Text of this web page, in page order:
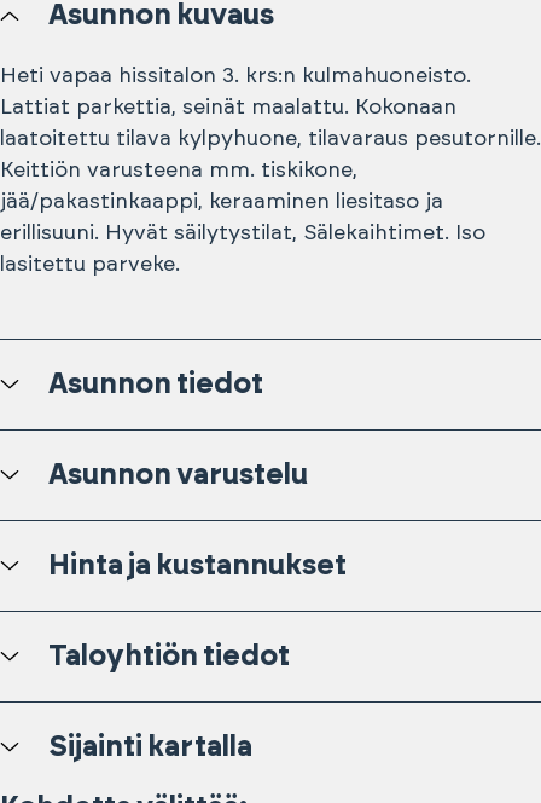
Asunnon kuvaus
Heti vapaa hissitalon 3. krs:n kulmahuoneisto.
Lattiat parkettia, seinät maalattu. Kokonaan
laatoitettu tilava kylpyhuone, tilavaraus pesutornille.
Keittiön varusteena mm. tiskikone,
jää/pakastinkaappi, keraaminen liesitaso ja
erillisuuni. Hyvät säilytystilat, Sälekaihtimet. Iso
lasitettu parveke.
Asunnon tiedot
Asunnon varustelu
Hinta ja kustannukset
Taloyhtiön tiedot
Sijainti kartalla